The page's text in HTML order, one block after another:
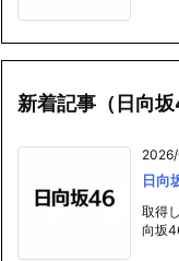
新着記事（日向坂
日向
取得
向坂